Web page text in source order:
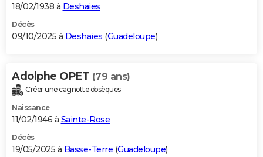
18/02/1938 à Deshaies
Décès
09/10/2025 à Deshaies (Guadeloupe)
Adolphe OPET (79 ans)
Créer une cagnotte obsèques
Naissance
11/02/1946 à Sainte-Rose
Décès
19/05/2025 à Basse-Terre (Guadeloupe)